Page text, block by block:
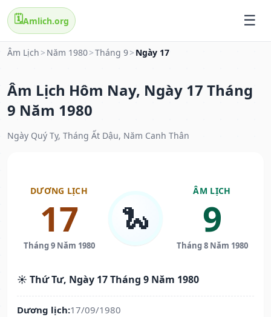
🗓️Amlich.org
Âm Lịch > Năm 1980>Tháng 9> Ngày 17
Âm Lịch Hôm Nay, Ngày 17 Tháng
9 Năm 1980
Ngày Quý Tỵ, Tháng Ất Dậu, Năm Canh Thân
DƯƠNG LỊCH
17
Tháng 9 Năm 1980
🐍
ÂM LỊCH
9
Tháng 8 Năm 1980
☀️ Thứ Tư, Ngày 17 Tháng 9 Năm 1980
Dương lịch:17/09/1980